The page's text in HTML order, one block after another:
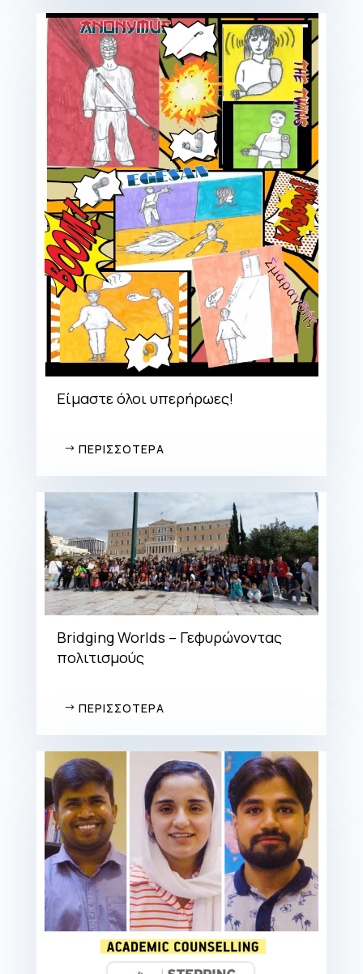
Είμαστε όλοι υπερήρωες!
ΠΕΡΙΣΣΟΤΕΡΑ
Bridging Worlds – Γεφυρώνοντας
πολιτισμούς
ΠΕΡΙΣΣΟΤΕΡΑ